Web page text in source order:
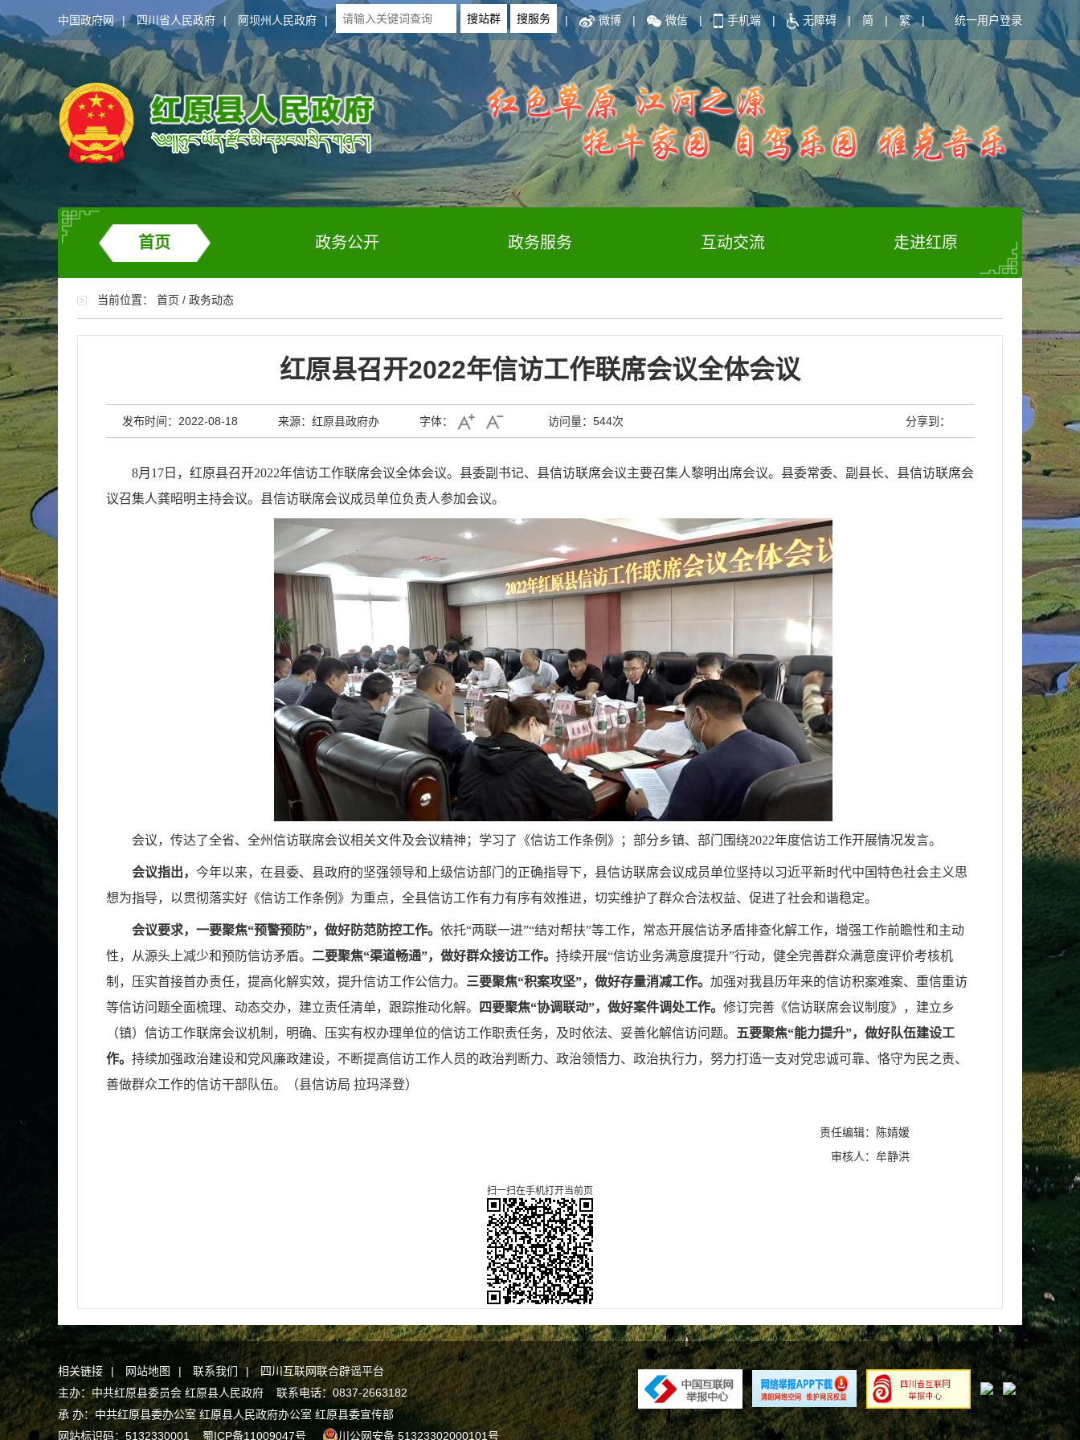
中国政府网 | 四川省人民政府 | 阿坝州人民政府 | | 微博 | 微信 | 手机端 | 无障碍 | 简 | 繁 | 统一用户登录
首页 政务公开 政务服务 互动交流 走进红原
当前位置： 首页 / 政务动态
红原县召开2022年信访工作联席会议全体会议
发布时间：2022-08-18 来源：红原县政府办 字体： 访问量： 544次 分享到：
8月17日，红原县召开2022年信访工作联席会议全体会议。县委副书记、县信访联席会议主要召集人黎明出席会议。县委常委、副县长、县信访联席会
议召集人龚昭明主持会议。县信访联席会议成员单位负责人参加会议。
会议，传达了全省、全州信访联席会议相关文件及会议精神；学习了《信访工作条例》；部分乡镇、部门围绕2022年度信访工作开展情况发言。
会议指出， 今年以来，在县委、县政府的坚强领导和上级信访部门的正确指导下，县信访联席会议成员单位坚持以习近平新时代中国特色社会主义思
想为指导，以贯彻落实好《信访工作条例》为重点，全县信访工作有力有序有效推进，切实维护了群众合法权益、促进了社会和谐稳定。
会议要求，一要聚焦“预警预防”，做好防范防控工作。 依托“两联一进”“结对帮扶”等工作，常态开展信访矛盾排查化解工作，增强工作前瞻性和主动
性，从源头上减少和预防信访矛盾。 二要聚焦“渠道畅通”，做好群众接访工作。 持续开展“信访业务满意度提升”行动，健全完善群众满意度评价考核机
制，压实首接首办责任，提高化解实效，提升信访工作公信力。 三要聚焦“积案攻坚”，做好存量消减工作。 加强对我县历年来的信访积案难案、重信重访
等信访问题全面梳理、动态交办，建立责任清单，跟踪推动化解。
四要聚焦“协调联动”，做好案件调处工作。 修订完善《信访联席会议制度》，建立乡
（镇）信访工作联席会议机制，明确、压实有权办理单位的信访工作职责任务，及时依法、妥善化解信访问题。
五要聚焦“能力提升”，做好队伍建设工
作。 持续加强政治建设和党风廉政建设，不断提高信访工作人员的政治判断力、政治领悟力、政治执行力，努力打造一支对党忠诚可靠、恪守为民之责、
善做群众工作的信访干部队伍。（县信访局 拉玛泽登）
责任编辑：陈婧媛
审核人：牟静洪
扫一扫在手机打开当前页
相关链接 | 网站地图 | 联系我们 |
四川互联网联合辟谣平台
主办：中共红原县委员会 红原县人民政府 联系电话：0837-2663182
承 办：中共红原县委办公室 红原县人民政府办公室 红原县委宣传部
网站标识码：5132330001蜀ICP备11009047号 川公网安备 51323302000101号